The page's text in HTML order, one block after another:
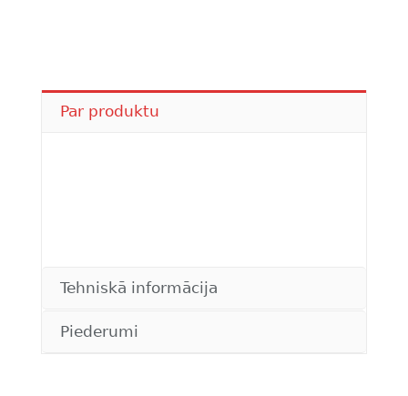
Par produktu
Tehniskā informācija
Piederumi